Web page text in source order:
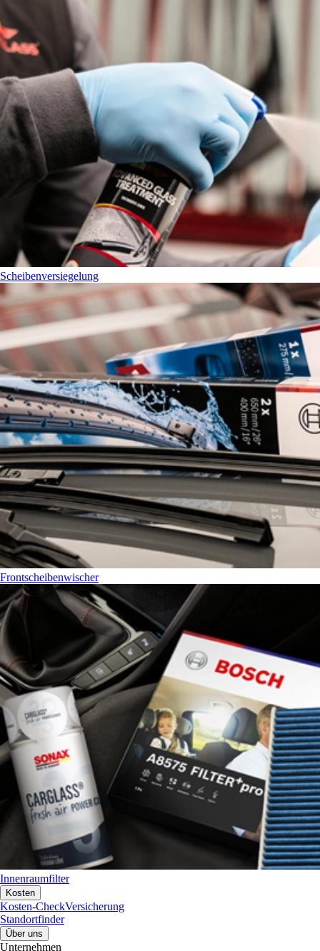
Scheibenversiegelung
Frontscheibenwischer
Innenraumfilter
Kosten
Kosten-CheckVersicherung
Standortfinder
Über uns
Unternehmen